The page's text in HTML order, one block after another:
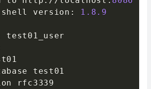
shell version : 1.8 .9
test01_user